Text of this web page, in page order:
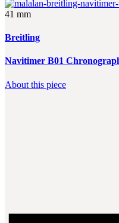
41 mm
Breitling
Navitimer B01
About this piece